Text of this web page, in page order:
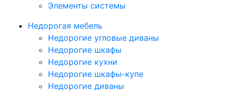
Элементы системы
Недорогая мебель
Недорогие угловые диваны
Недорогие шкафы
Недорогие кухни
Недорогие шкафы-купе
Недорогие диваны